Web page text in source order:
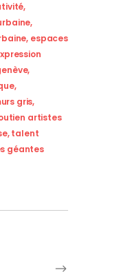
,
,
, espaces
,
,
gris,
artistes
,talent
géantes